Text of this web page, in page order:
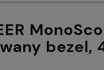
bezel,